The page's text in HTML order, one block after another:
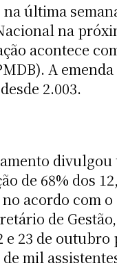
última
na
acontece
A
2.003.
de 68% dos
acordo com
de
e 23 de
mil